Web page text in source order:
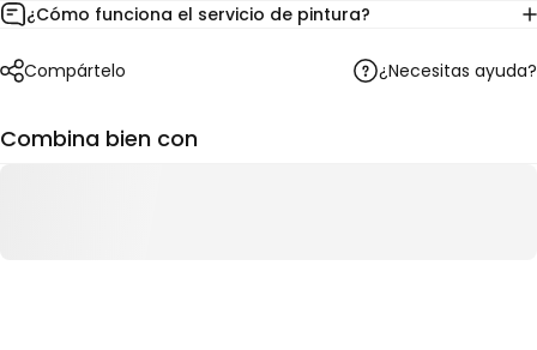
¿Cómo funciona el servicio de pintura?
Compártelo ¿Necesitas ayuda?
Combina bien con